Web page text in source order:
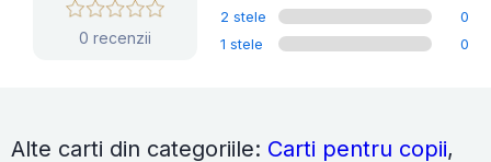
0 recenzii
2 stele
0
1 stele
0
Alte carti din categoriile: Carti pentru copii,